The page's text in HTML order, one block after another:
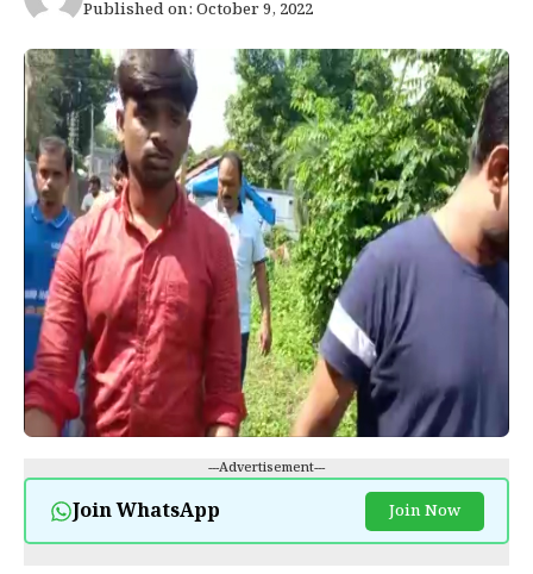
Published on: October 9, 2022
---Advertisement---
Join WhatsApp Join Now